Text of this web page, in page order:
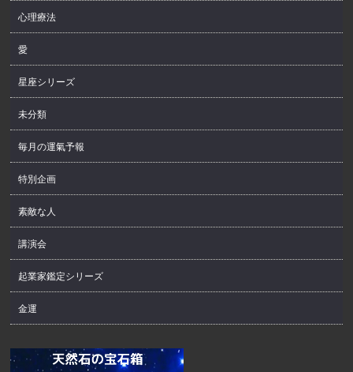
心理療法
愛
星座シリーズ
未分類
毎月の運氣予報
特別企画
素敵な人
講演会
起業家鑑定シリーズ
金運